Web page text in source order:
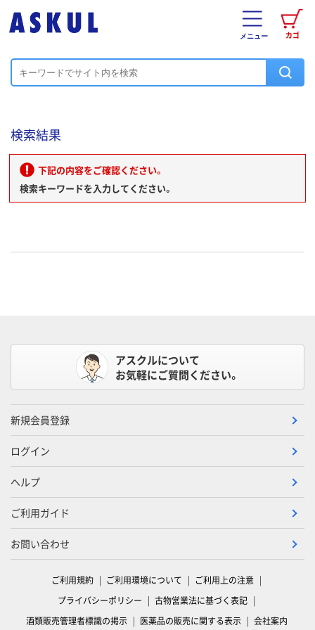
カゴ
メニュー
検索結果
下記の内容をご確認ください。
検索キーワードを入力してください。
アスクルについて
お気軽にご質問ください。
新規会員登録
ログイン
ヘルプ
ご利用ガイド
お問い合わせ
ご利用規約 ご利用環境について
ご利用上の注意
プライバシーポリシー
古物営業法に基づく表記
酒類販売管理者標識の掲示
医薬品の販売に関する表示 会社案内